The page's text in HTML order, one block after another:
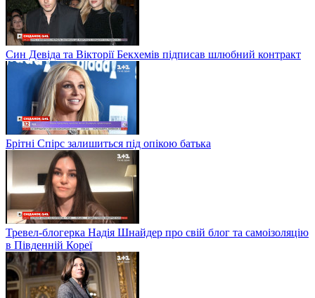
Син Девіда та Вікторії Бекхемів підписав шлюбний контракт
Брітні Спірс залишиться під опікою батька
Тревел-блогерка Надія Шнайдер про свій блог та самоізоляцію
в Південній Кореї